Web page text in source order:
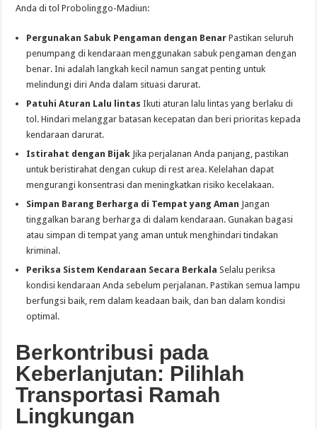
Anda di tol Probolinggo-Madiun:
Pergunakan Sabuk Pengaman dengan Benar Pastikan seluruh
penumpang di kendaraan menggunakan sabuk pengaman dengan
benar. Ini adalah langkah kecil namun sangat penting untuk
melindungi diri Anda dalam situasi darurat.
Patuhi Aturan Lalu lintas Ikuti aturan lalu lintas yang berlaku di
tol. Hindari melanggar batasan kecepatan dan beri prioritas kepada
kendaraan darurat.
Istirahat dengan Bijak Jika perjalanan Anda panjang, pastikan
untuk beristirahat dengan cukup di rest area. Kelelahan dapat
mengurangi konsentrasi dan meningkatkan risiko kecelakaan.
Simpan Barang Berharga di Tempat yang Aman Jangan
tinggalkan barang berharga di dalam kendaraan. Gunakan bagasi
atau simpan di tempat yang aman untuk menghindari tindakan
kriminal.
Periksa Sistem Kendaraan Secara Berkala Selalu periksa
kondisi kendaraan Anda sebelum perjalanan. Pastikan semua lampu
berfungsi baik, rem dalam keadaan baik, dan ban dalam kondisi
optimal.
Berkontribusi pada
Keberlanjutan: Pilihlah
Transportasi Ramah
Lingkungan